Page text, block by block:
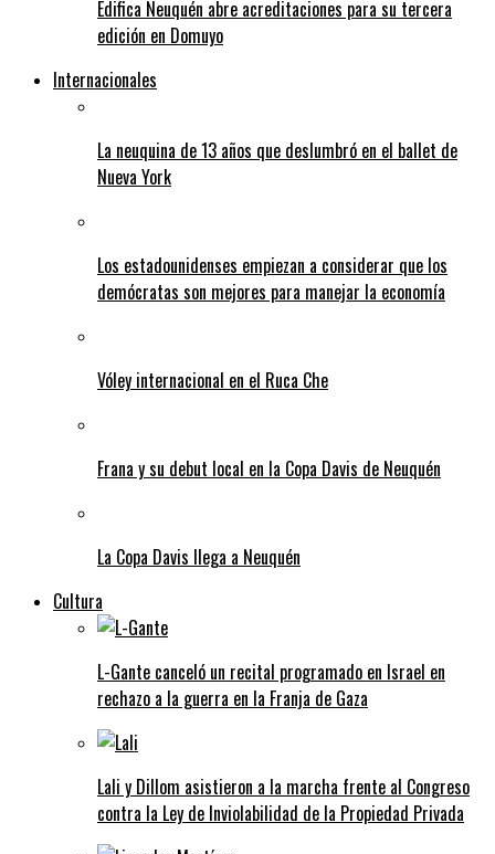
Edifica Neuquén abre acreditaciones para su tercera
edición en Domuyo
Internacionales
La neuquina de 13 años que deslumbró en el ballet de
Nueva York
Los estadounidenses empiezan a considerar que los
demócratas son mejores para manejar la economía
Vóley internacional en el Ruca Che
Frana y su debut local en la Copa Davis de Neuquén
La Copa Davis llega a Neuquén
Cultura
L-Gante canceló un recital programado en Israel en
rechazo a la guerra en la Franja de Gaza
Lali y Dillom asistieron a la marcha frente al Congreso
contra la Ley de Inviolabilidad de la Propiedad Privada